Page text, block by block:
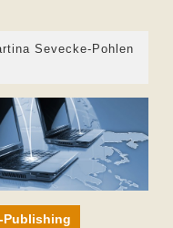
Sevecke-Pohlen
Publishing